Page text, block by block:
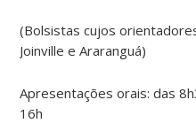
(Bolsistas cujos
Joinville e Araranguá)
Apresentações orais: das
16h